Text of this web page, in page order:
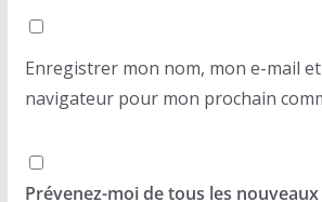
Enregistrer mon nom, mon e-mail
navigateur pour mon prochain
Prévenez-moi de tous les